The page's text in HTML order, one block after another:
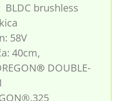
brushless
58V
40cm,
® DOUBLE-